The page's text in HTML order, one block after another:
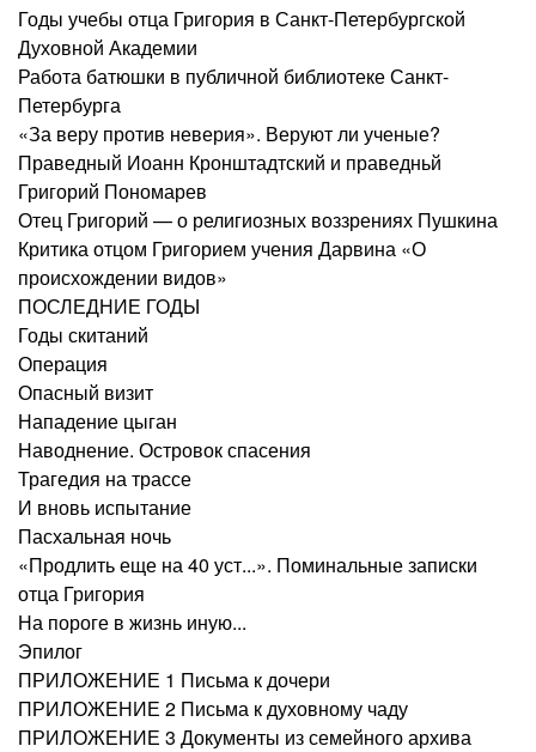
Годы учебы отца Григория в Санкт-Петербургской
Духовной Академии
Работа батюшки в публичной библиотеке Санкт-
Петербурга
«За веру против неверия». Веруют ли ученые?
Праведный Иоанн Кронштадтский и праведньй
Григорий Пономарев
Отец Григорий — о религиозных воззрениях Пушкина
Критика отцом Григорием учения Дарвина «О
происхождении видов»
ПОСЛЕДНИЕ ГОДЫ
Годы скитаний
Операция
Опасный визит
Нападение цыган
Наводнение. Островок спасения
Трагедия на трассе
И вновь испытание
Пасхальная ночь
«Продлить еще на 40 уст...». Поминальные записки
отца Григория
На пороге в жизнь иную...
Эпилог
ПРИЛОЖЕНИЕ 1 Письма к дочери
ПРИЛОЖЕНИЕ 2 Письма к духовному чаду
ПРИЛОЖЕНИЕ 3 Документы из семейного архива